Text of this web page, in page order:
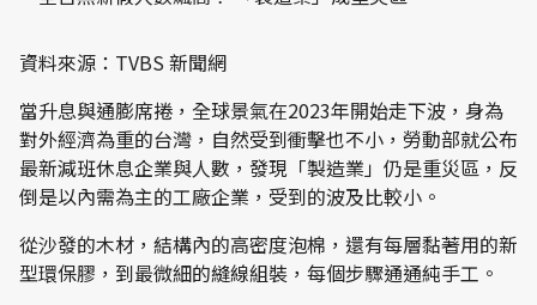
資料來源：TVBS 新聞網
當升息與通膨席捲，全球景氣在2023年開始走下波，身為
對外經濟為重的台灣，自然受到衝擊也不小，勞動部就公布
最新減班休息企業與人數，發現「製造業」仍是重災區，反
倒是以內需為主的工廠企業，受到的波及比較小。
從沙發的木材，結構內的高密度泡棉，還有每層黏著用的新
型環保膠，到最微細的縫線組裝，每個步驟通通純手工。